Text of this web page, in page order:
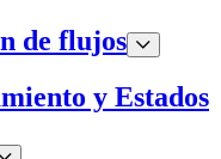
de flujos
y Estados